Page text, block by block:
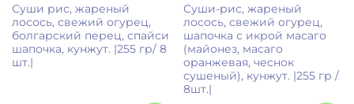
Суши рис, жареный
лосось, свежий огурец,
болгарский перец, спайси
шапочка, кунжут. |255 гр/ 8
шт.|
Суши-рис, жареный
лосось, свежий огурец,
шапочка с икрой масаго
(майонез, масаго
оранжевая, чеснок
сушеный), кунжут. |255 гр /
8шт.|